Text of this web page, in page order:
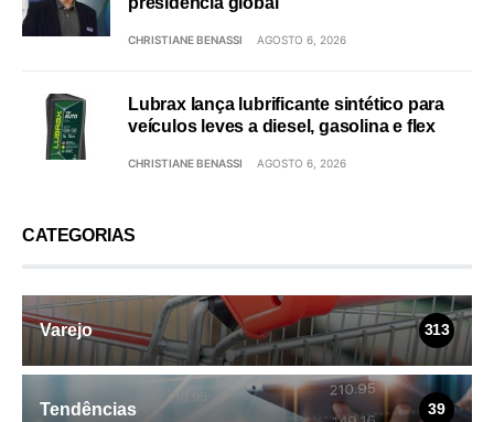
presidência global
CHRISTIANE BENASSI AGOSTO 6, 2026
Lubrax lança lubrificante sintético para
veículos leves a diesel, gasolina e flex
CHRISTIANE BENASSI AGOSTO 6, 2026
CATEGORIAS
Varejo 313
Tendências 39